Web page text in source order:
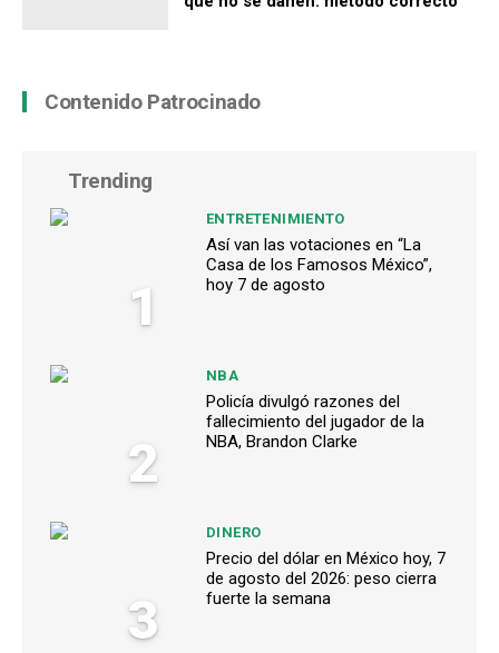
Contenido Patrocinado
Trending
1
ENTRETENIMIENTO
Así van las votaciones en “La
Casa de los Famosos México”,
hoy 7 de agosto
2
NBA
Policía divulgó razones del
fallecimiento del jugador de la
NBA, Brandon Clarke
3
DINERO
Precio del dólar en México hoy, 7
de agosto del 2026: peso cierra
fuerte la semana